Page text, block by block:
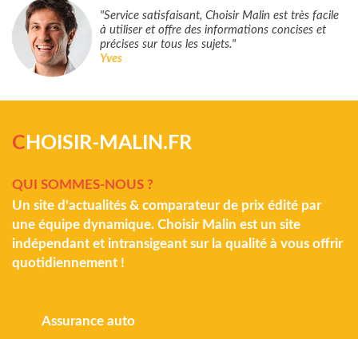
"Service satisfaisant, Choisir Malin est très facile
à utiliser et offre des informations concises et
précises sur tous les sujets."
Yves
C HOISIR-MALIN.FR
QUI SOMMES-NOUS ?
Un site d'actualités & comparateur de prix édité par
une équipe dynamique. Choisir Malin est un site
indépendant et intransigeant sur la qualité à vous offrir
quotidiennement !
Assurance auto